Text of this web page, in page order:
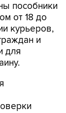
пособники
от 18 до
курьеров,
и
для